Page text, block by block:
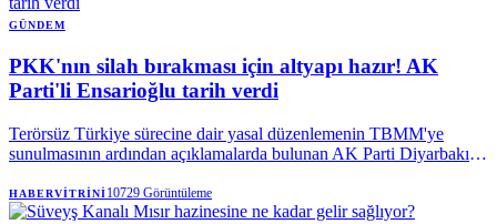
GÜNDEM
PKK'nın silah bırakması için altyapı hazır! AK
Parti'li Ensarioğlu tarih verdi
Terörsüz Türkiye sürecine dair yasal düzenlemenin TBMM'ye
sunulmasının ardından açıklamalarda bulunan AK Parti Diyarbakır
için tüm teknik altyapının hazır olduğunu ifade etti. Ensarioğlu,
tamamen silah bırakılmasına ilişkin öngörülen tarihi açıkladı.
HABERVITRINI10729 Görüntüleme